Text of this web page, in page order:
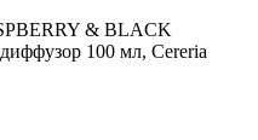
& BLACK
100 мл, Cereria